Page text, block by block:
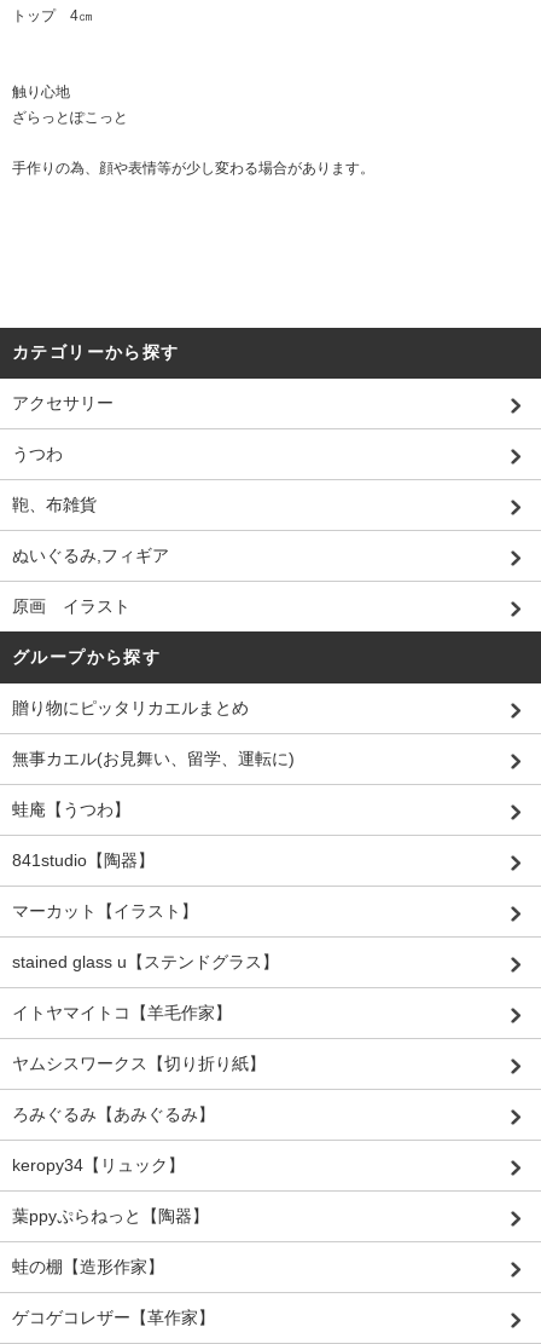
トップ 4㎝
触り心地
ざらっとぽこっと
手作りの為、顔や表情等が少し変わる場合があります。
カテゴリーから探す
アクセサリー
うつわ
鞄、布雑貨
ぬいぐるみ,フィギア
原画 イラスト
グループから探す
贈り物にピッタリカエルまとめ
無事カエル(お見舞い、留学、運転に)
蛙庵【うつわ】
841studio【陶器】
マーカット【イラスト】
stained glass u【ステンドグラス】
イトヤマイトコ【羊毛作家】
ヤムシスワークス【切り折り紙】
ろみぐるみ【あみぐるみ】
keropy34【リュック】
葉ppyぷらねっと【陶器】
蛙の棚【造形作家】
ゲコゲコレザー【革作家】